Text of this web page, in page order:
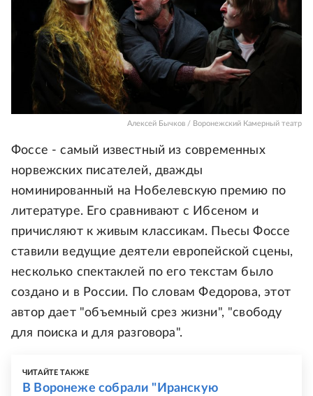
Алексей Бычков / Воронежский Камерный театр
Фоссе - самый известный из современных
норвежских писателей, дважды
номинированный на Нобелевскую премию по
литературе. Его сравнивают с Ибсеном и
причисляют к живым классикам. Пьесы Фоссе
ставили ведущие деятели европейской сцены,
несколько спектаклей по его текстам было
создано и в России. По словам Федорова, этот
автор дает "объемный срез жизни", "свободу
для поиска и для разговора".
ЧИТАЙТЕ ТАКЖЕ
В Воронеже собрали "Иранскую